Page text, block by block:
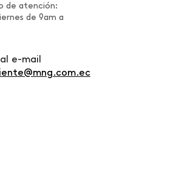
de atención:
de 9am a
e-mail